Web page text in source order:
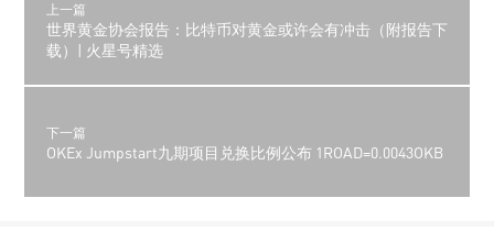
上一篇
世界黄金协会报告：比特币对黄金或许会有冲击（附报告下
载）| 火星号精选
下一篇
OKEx Jumpstart九期项目兑换比例公布 1ROAD=0.0043OKB